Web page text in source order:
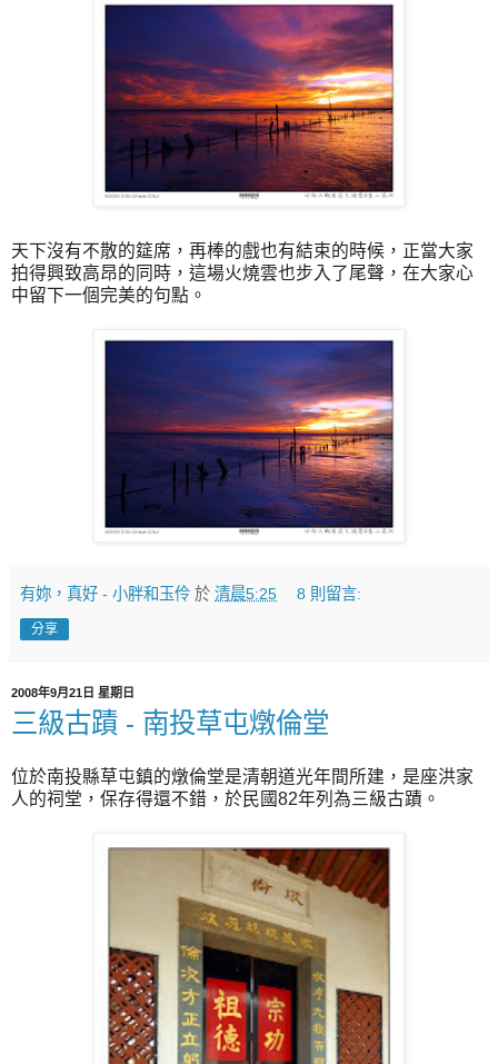
天下沒有不散的筵席，再棒的戲也有結束的時候，正當大家
拍得興致高昂的同時，這場火燒雲也步入了尾聲，在大家心
中留下一個完美的句點。
有妳，真好 - 小胖和玉伶 於 清晨5:25 8 則留言:
分享
2008年9月21日 星期日
三級古蹟 - 南投草屯燉倫堂
位於南投縣草屯鎮的燉倫堂是清朝道光年間所建，是座洪家
人的祠堂，保存得還不錯，於民國82年列為三級古蹟。